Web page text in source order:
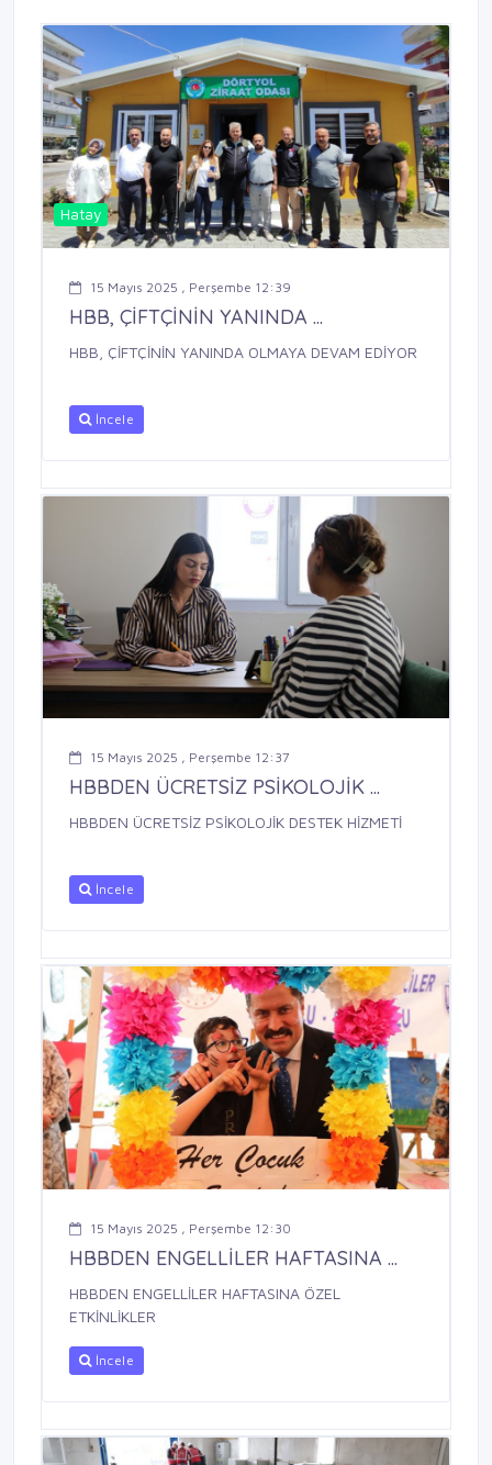
Hatay
15 Mayıs 2025 , Perşembe 12:39
HBB, ÇİFTÇİNİN YANINDA ...
HBB, ÇİFTÇİNİN YANINDA OLMAYA DEVAM EDİYOR
İncele
15 Mayıs 2025 , Perşembe 12:37
HBBDEN ÜCRETSİZ PSİKOLOJİK ...
HBBDEN ÜCRETSİZ PSİKOLOJİK DESTEK HİZMETİ
İncele
15 Mayıs 2025 , Perşembe 12:30
HBBDEN ENGELLİLER HAFTASINA ...
HBBDEN ENGELLİLER HAFTASINA ÖZEL
ETKİNLİKLER
İncele